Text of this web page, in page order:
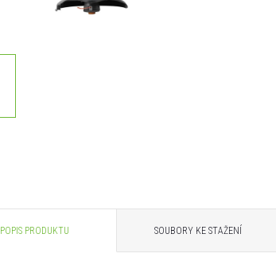
POPIS PRODUKTU SOUBORY KE STAŽENÍ